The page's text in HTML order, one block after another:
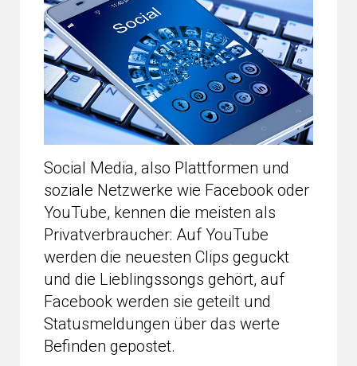
Social Media, also Plattformen und
soziale Netzwerke wie Facebook oder
YouTube, kennen die meisten als
Privatverbraucher: Auf YouTube
werden die neuesten Clips geguckt
und die Lieblingssongs gehört, auf
Facebook werden sie geteilt und
Statusmeldungen über das werte
Befinden gepostet.